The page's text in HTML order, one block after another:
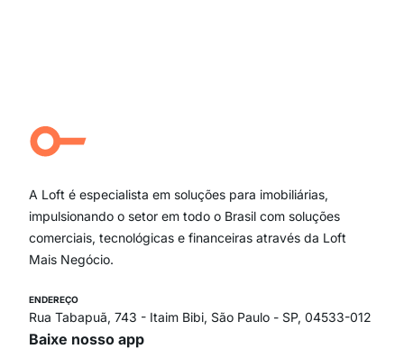
A Loft é especialista em soluções para imobiliárias,
impulsionando o setor em todo o Brasil com soluções
comerciais, tecnológicas e financeiras através da Loft
Mais Negócio.
ENDEREÇO
Rua Tabapuã, 743 - Itaim Bibi, São Paulo - SP, 04533-012
Baixe nosso app